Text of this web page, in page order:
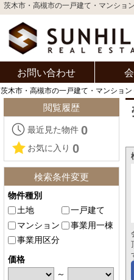
茨木市・高槻市の一戸建て・マンショ
お問い合わせ
茨木市・高槻市の一戸建て・マンショ
閲覧履歴
最近見た物件 0
お気に入り 0
検索条件変更
物件種別
土地
一戸建て
マンション
事業用一棟
事業用区分
価格
～